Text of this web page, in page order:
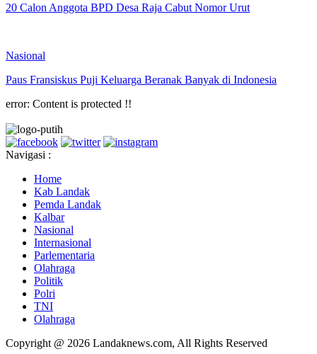
20 Calon Anggota BPD Desa Raja Cabut Nomor Urut
Nasional
Paus Fransiskus Puji Keluarga Beranak Banyak di Indonesia
error: Content is protected !!
Navigasi :
Home
Kab Landak
Pemda Landak
Kalbar
Nasional
Internasional
Parlementaria
Olahraga
Politik
Polri
TNI
Olahraga
Copyright @ 2026 Landaknews.com, All Rights Reserved